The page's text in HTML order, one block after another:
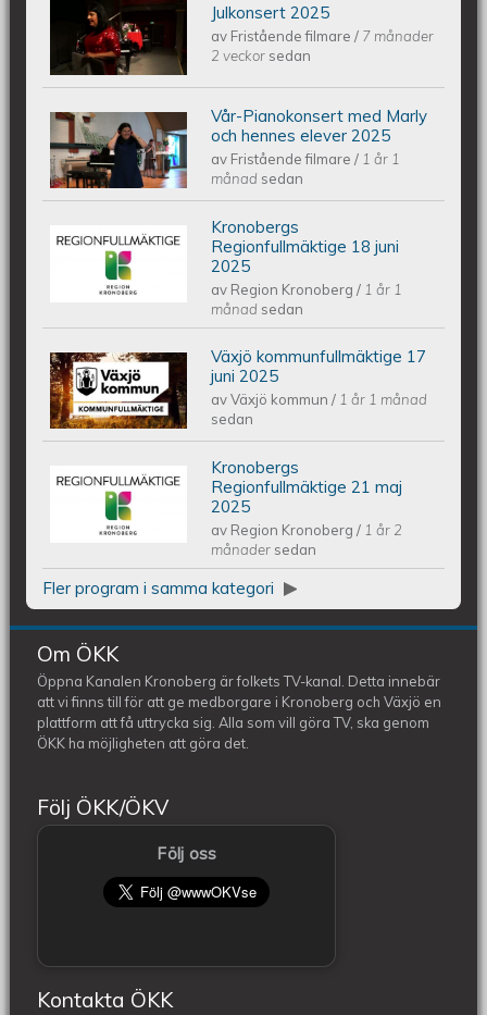
Piano Marly Azevedo Andersson
Julkonsert PALLADIUM 251206
Julkonsert 2025
av Fristående filmare/ 7 månader
2 veckor sedan
Piano Marly Azevedo Andersson
Vårkonsert EQUMkyrkan 250607
Vår-Pianokonsert med Marly
och hennes elever 2025
av Fristående filmare/ 1 år 1
månad sedan
Kronobergs regionfullmäktige 18 juni
2025
Kronobergs
Regionfullmäktige 18 juni
2025
av Region Kronoberg/ 1 år 1
månad sedan
Växjös kommunfullmäktige 17 juni
2025
Växjö kommunfullmäktige 17
juni 2025
avVäxjö kommun/ 1 år 1 månad
sedan
Kronobergs regionfullmäktige 21 maj
2025
Kronobergs
Regionfullmäktige 21 maj
2025
av Region Kronoberg/ 1 år 2
månader sedan
Fler program i samma kategori
Om ÖKK
Öppna Kanalen Kronoberg är folkets TV-kanal. Detta innebär
att vi finns till för att ge medborgare i Kronoberg och Växjö en
plattform att få uttrycka sig. Alla som vill göra TV, ska genom
ÖKK ha möjligheten att göra det.
Följ ÖKK/ÖKV
Följ oss
Kontakta ÖKK